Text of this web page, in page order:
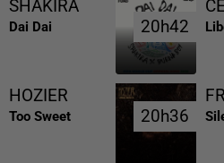
SHAKIRA
Dai Dai 20h42
20h42
HOZIER
Too Sweet 20h36
20h36